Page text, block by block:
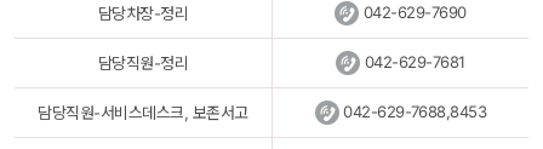
담당차장-정리 042-629-7690
담당직원-정리 042-629-7681
담당직원-서비스데스크, 보존서고 042-629-7688,8453